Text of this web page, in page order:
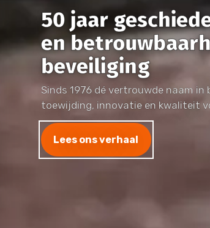
50 jaar
en
beveiliging
Sinds 1976 dé vertrouwde naam
toewijding, innovatie en kwaliteit
Lees ons verhaal